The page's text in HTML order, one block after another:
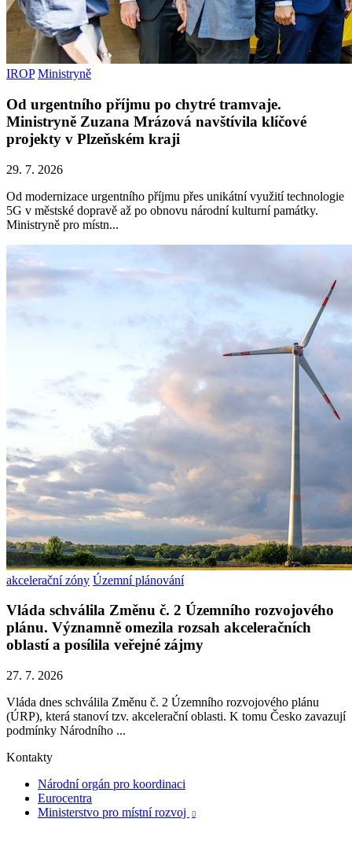
IROP Ministryně
Od urgentního příjmu po chytré tramvaje.
Ministryně Zuzana Mrázová navštívila klíčové
projekty v Plzeňském kraji
29. 7. 2026
Od modernizace urgentního příjmu přes unikátní využití technologie
5G v městské dopravě až po obnovu národní kulturní památky.
Ministryně pro místn...
akcelerační zóny Územní plánování
Vláda schválila Změnu č. 2 Územního rozvojového
plánu. Významně omezila rozsah akceleračních
oblastí a posílila veřejné zájmy
27. 7. 2026
Vláda dnes schválila Změnu č. 2 Územního rozvojového plánu
(ÚRP), která stanoví tzv. akcelerační oblasti. K tomu Česko zavazují
podmínky Národního ...
Kontakty
Národní orgán pro koordinaci
Eurocentra
Ministerstvo pro místní rozvoj
